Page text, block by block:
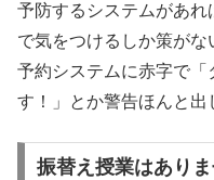
予防するシステムがあ
で気をつけるしか策がな
予約システムに赤字で
す！」とか警告ほんと出
振替え授業はあり